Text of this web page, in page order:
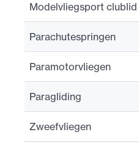
Modelvliegsport clublid
Parachutespringen
Paramotorvliegen
Paragliding
Zweefvliegen